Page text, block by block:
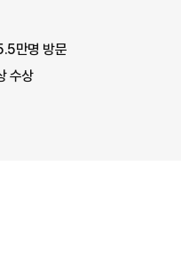
만명 방문
수상